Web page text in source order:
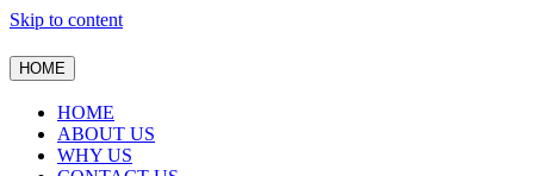
Skip to content
HOME
HOME
ABOUT US
WHY US